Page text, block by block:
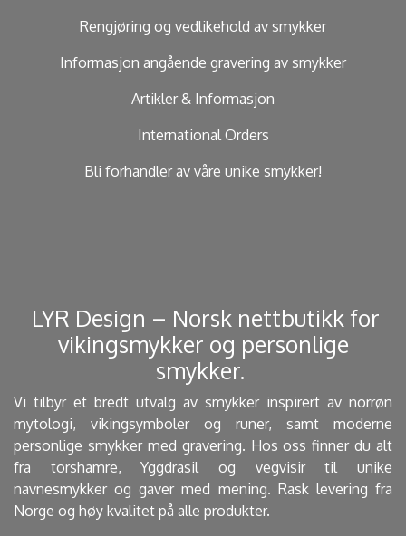
Rengjøring og vedlikehold av smykker
Informasjon angående gravering av smykker
Artikler & Informasjon
International Orders
Bli forhandler av våre unike smykker!
​ LYR Design – Norsk nettbutikk for
vikingsmykker og personlige
smykker. ​
Vi tilbyr et bredt utvalg av smykker inspirert av norrøn
mytologi, vikingsymboler og runer, samt moderne
personlige smykker med gravering. Hos oss finner du alt
fra torshamre, Yggdrasil og vegvisir til unike
navnesmykker og gaver med mening. Rask levering fra
Norge og høy kvalitet på alle produkter.